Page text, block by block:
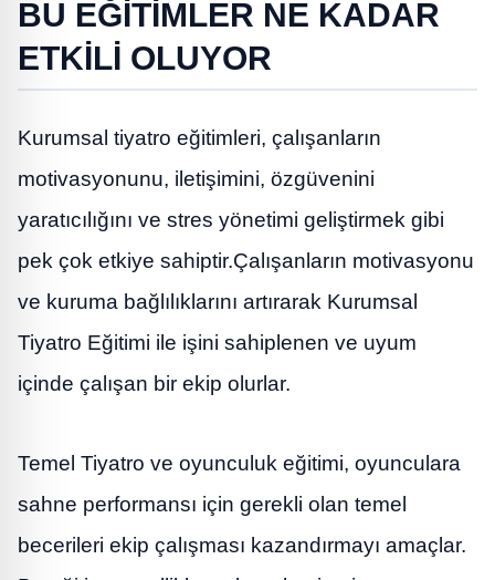
BU EĞİTİMLER NE KADAR
ETKİLİ OLUYOR
Kurumsal tiyatro eğitimleri, çalışanların
motivasyonunu, iletişimini, özgüvenini
yaratıcılığını ve stres yönetimi geliştirmek gibi
pek çok etkiye sahiptir.Çalışanların motivasyonu
ve kuruma bağlılıklarını artırarak Kurumsal
Tiyatro Eğitimi ile işini sahiplenen ve uyum
içinde çalışan bir ekip olurlar.
Temel Tiyatro ve oyunculuk eğitimi, oyunculara
sahne performansı için gerekli olan temel
becerileri ekip çalışması kazandırmayı amaçlar.